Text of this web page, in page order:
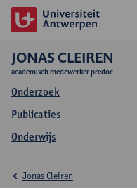
JONAS CLEIREN
academisch medewerker predoc
Onderzoek
Publicaties
Onderwijs
Jonas Cleiren